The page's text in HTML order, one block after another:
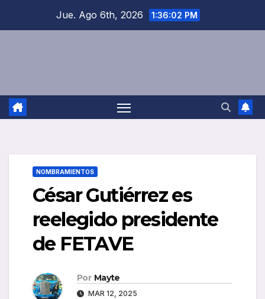
Jue. Ago 6th, 2026 1:36:03 PM
NOMBRAMIENTOS
César Gutiérrez es
reelegido presidente
de FETAVE
Por Mayte
MAR 12, 2025